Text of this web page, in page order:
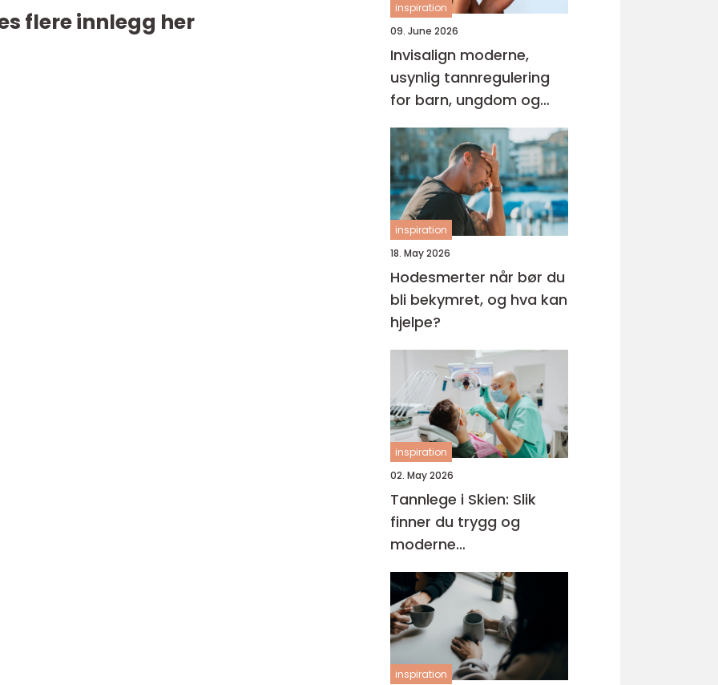
flere innlegg her
inspiration
09. June 2026
Invisalign moderne,
usynlig tannregulering
for barn, ungdom og
voksne
inspiration
18. May 2026
Hodesmerter når bør du
bli bekymret, og hva kan
hjelpe?
inspiration
02. May 2026
Tannlege i Skien: Slik
finner du trygg og
moderne
tannbehandling
inspiration